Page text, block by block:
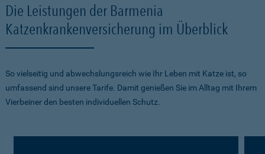
Die Leistungen der Barmenia
Katzenkrankenversicherung im Überblick
So vielseitig und abwechslungsreich wie Ihr Leben mit Katze ist, so
umfassend sind unsere Tarife. Damit genießen Sie im Alltag mit Ihrem
Vierbeiner den besten individuellen Schutz.